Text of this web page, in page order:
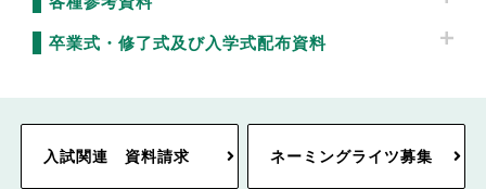
卒業式・修了式及び入学式配布資料
入試関連 資料請求 ネーミングライツ募集